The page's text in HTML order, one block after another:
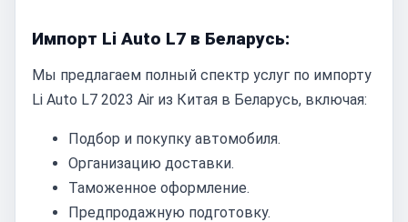
Импорт Li Auto L7 в Беларусь:
Мы предлагаем полный спектр услуг по импорту
Li Auto L7 2023 Air из Китая в Беларусь, включая:
Подбор и покупку автомобиля.
Организацию доставки.
Таможенное оформление.
Предпродажную подготовку.